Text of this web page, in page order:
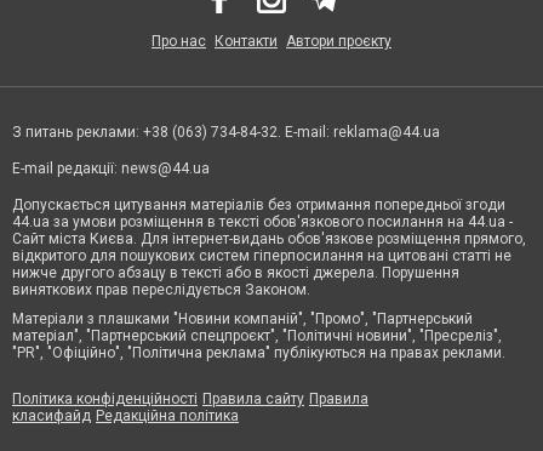
Про нас Контакти Автори проєкту
З питань реклами: +38 (063) 734-84-32. E-mail: reklama@44.ua
E-mail редакції: news@44.ua
Допускається цитування матеріалів без отримання попередньої згоди
44.ua за умови розміщення в тексті обов'язкового посилання на 44.ua -
Сайт міста Києва. Для інтернет-видань обов'язкове розміщення прямого,
відкритого для пошукових систем гіперпосилання на цитовані статті не
нижче другого абзацу в тексті або в якості джерела. Порушення
виняткових прав переслідується Законом.
Матеріали з плашками "Новини компаній", "Промо", "Партнерський
матеріал", "Партнерський спецпроєкт", "Політичні новини", "Пресреліз",
"PR", "Офіційно", "Політична реклама" публікуються на правах реклами.
Політика конфіденційності Правила сайту Правила
класифайд Редакційна політика